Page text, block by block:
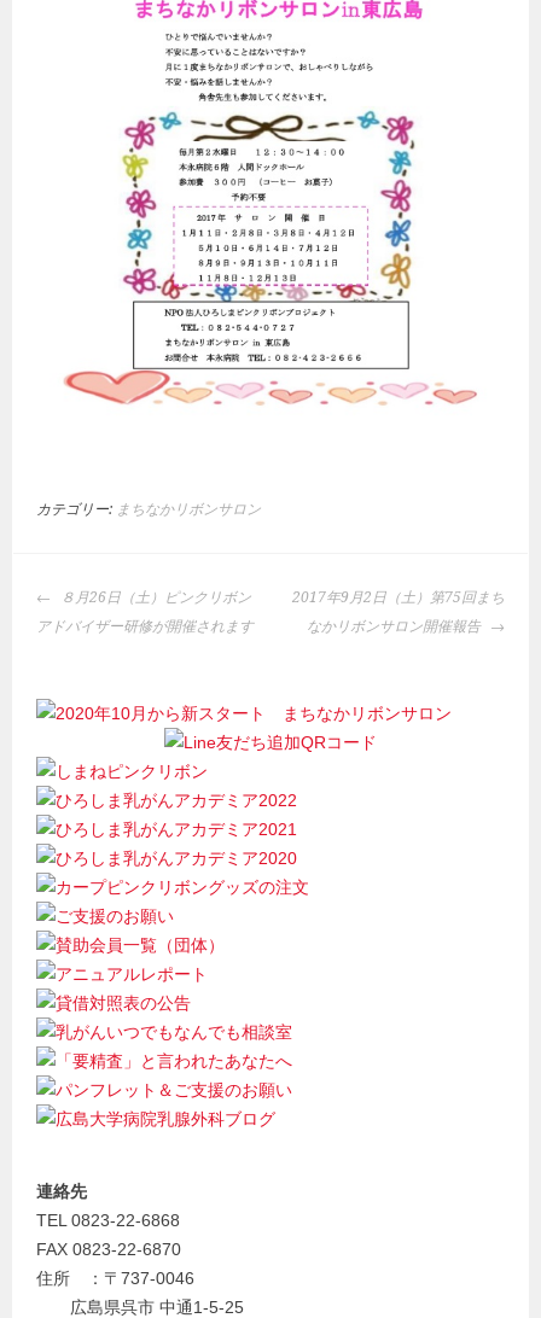
カテゴリー: まちなかリボンサロン
投
稿
ゲ
シ
ョ
ン
８月26日（土）ピンクリボン
アドバイザー研修が開催されます
2017年9月2日（土）第75回まち
なかリボンサロン開催報告
連絡先
TEL 0823-22-6868
FAX 0823-22-6870
住所 ：〒737-0046
広島県呉市 中通1-5-25